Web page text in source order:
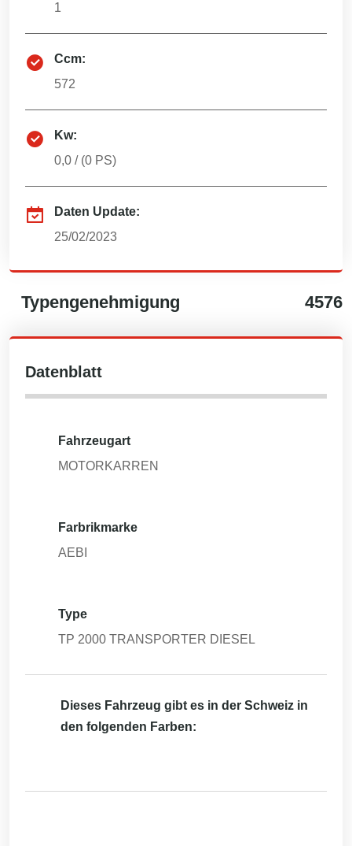
1
Ccm:
572
Kw:
0,0 / (0 PS)
Daten Update:
25/02/2023
Typengenehmigung 4576
Datenblatt
Fahrzeugart
MOTORKARREN
Farbrikmarke
AEBI
Type
TP 2000 TRANSPORTER DIESEL
Dieses Fahrzeug gibt es in der Schweiz in
den folgenden Farben: